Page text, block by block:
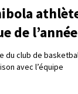
de
du club de
avec l’équipe